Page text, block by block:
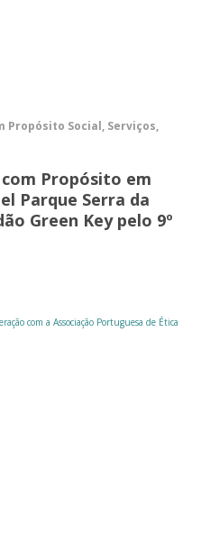
Propósito Social, Serviços,
Propósito em
Parque Serra da
Green Key pelo 9º